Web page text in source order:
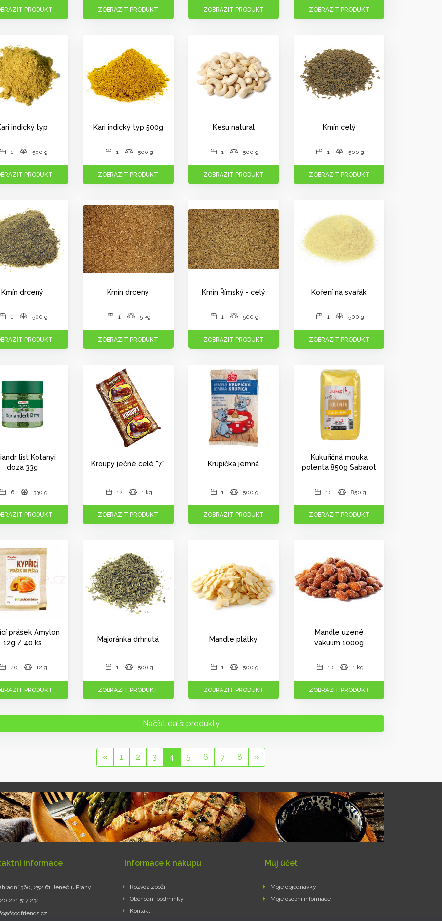
PRODUKT ZOBRAZIT PRODUKT ZOBRAZIT PRODUKT ZOBRAZIT PRODUKT
indický typ
1 500 g
PRODUKT
Kari indický typ 500g
1 500 g
ZOBRAZIT PRODUKT
Kešu natural
1 500 g
ZOBRAZIT PRODUKT
Kmín celý
1 500 g
ZOBRAZIT PRODUKT
Kmín drcený
1 500 g
PRODUKT
Kmín drcený
1 5 kg
ZOBRAZIT PRODUKT
Kmín Římský - celý
1 500 g
ZOBRAZIT PRODUKT
Koření na svařák
1 500 g
ZOBRAZIT PRODUKT
list Kotanyi
doza 33g
6 330 g
PRODUKT
Kroupy ječné celé "7"
12 1 kg
ZOBRAZIT PRODUKT
Krupička jemná
1 500 g
ZOBRAZIT PRODUKT
Kukuřičná mouka
polenta 850g Sabarot
10 850 g
ZOBRAZIT PRODUKT
prášek Amylon
12g / 40 ks
40 12 g
PRODUKT
Majoránka drhnutá
1 500 g
ZOBRAZIT PRODUKT
Mandle plátky
1 500 g
ZOBRAZIT PRODUKT
Mandle uzené
vakuum 1000g
10 1 kg
ZOBRAZIT PRODUKT
Načíst další produkty
« 1 2 3 4 5 6 7 8 »
informace
360, 252 61 Jeneč u Prahy
221 517 234
Informace k nákupu
Rozvoz zboží
Obchodní podmínky
Kontakt
Můj účet
Moje objednávky
Moje osobní informace